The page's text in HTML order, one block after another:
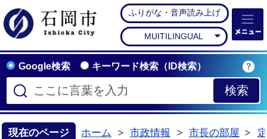
石岡市公式ホームペー
ふりがな・音声読み上げ
MUITILINGUAL
Google検索 キーワード検索（ID検索）
現在のページ ホーム
市政情報
市長の部屋